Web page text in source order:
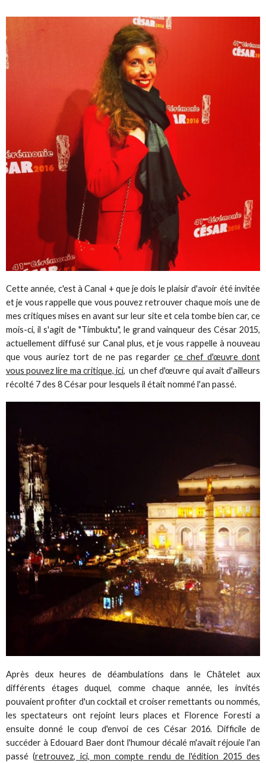
Cette année, c'est à Canal + que je dois le plaisir d'avoir été invitée
et je vous rappelle que vous pouvez retrouver chaque mois une de
mes critiques mises en avant sur leur site et cela tombe bien car, ce
mois-ci, il s'agit de "Timbuktu", le grand vainqueur des César 2015,
actuellement diffusé sur Canal plus, et je vous rappelle à nouveau
que vous auriez tort de ne pas regarder ce chef d'œuvre dont
vous pouvez lire ma critique, ici, un chef d'œuvre qui avait d'ailleurs
récolté 7 des 8 César pour lesquels il était nommé l'an passé.
Après deux heures de déambulations dans le Châtelet aux
différents étages duquel, comme chaque année, les invités
pouvaient profiter d'un cocktail et croiser remettants ou nommés,
les spectateurs ont rejoint leurs places et Florence Foresti a
ensuite donné le coup d'envoi de ces César 2016. Difficile de
succéder à Edouard Baer dont l'humour décalé m'avait réjouie l'an
passé (retrouvez, ici, mon compte rendu de l'édition 2015 des